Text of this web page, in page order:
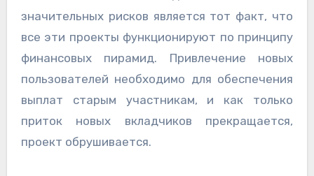
значительных рисков является тот факт, что
все эти проекты функционируют по принципу
финансовых пирамид. Привлечение новых
пользователей необходимо для обеспечения
выплат старым участникам, и как только
приток новых вкладчиков прекращается,
проект обрушивается.